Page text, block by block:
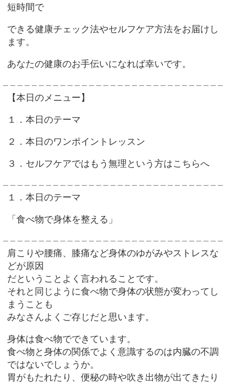
短時間で
できる健康チェック法やセルフケア方法をお届けし
ます。
あなたの健康のお手伝いになれば幸いです。
【本日のメニュー】
１．本日のテーマ
２．本日のワンポイントレッスン
３．セルフケアではもう無理という方はこちらへ
１．本日のテーマ
「食べ物で身体を整える」
肩こりや腰痛、膝痛など身体のゆがみやストレスな
どが原因
だということよく言われることです。
それと同じように食べ物で身体の状態が変わってし
まうことも
みなさんよくご存じだと思います。
身体は食べ物でできています。
食べ物と身体の関係でよく意識するのは内臓の不調
ではないでしょうか。
胃がもたれたり、便秘の時や吹き出物が出てきたり